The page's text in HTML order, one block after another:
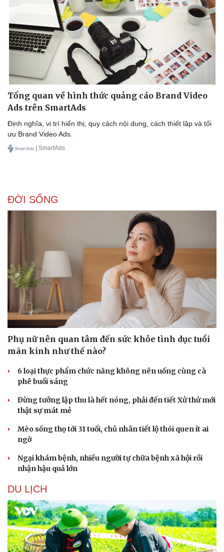
Sức khỏe
Dinh dưỡng - món ngon
Cây thuốc
Nhi khoa
Nam khoa
Làm đẹp - giảm cân
Phòng mạch online
Ăn sạch sống khỏe
Nhà đẹp
Tổng quan về hình thức quảng cáo Brand Video
Ads trên SmartAds
Định nghĩa, vị trí hiển thị, quy cách nội dung, cách thiết lập và tối
ưu Brand Video Ads.
| SmartAds
ĐỜI SỐNG
Phụ nữ nên quan tâm đến sức khỏe tình dục tuổi
mãn kinh như thế nào?
6 loại thực phẩm chức năng không nên uống cùng cà
phê buổi sáng
Đừng tưởng lập thu là hết nóng, phải đến tiết Xử thử mới
thật sự mát mẻ
Mèo sống thọ tới 31 tuổi, chủ nhân tiết lộ thói quen ít ai
ngờ
Ngại khám bệnh, nhiều người tự chữa bệnh xã hội rồi
nhận hậu quả lớn
DU LỊCH